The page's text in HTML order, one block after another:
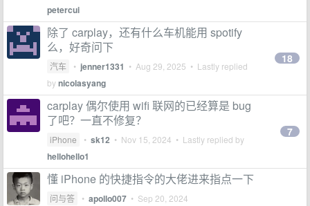
petercui
除了 carplay，还有什么车机能用 spotify
么，好奇问下
汽车 • jenner1331 • Aug 29, 2025 • Lastly replied
bynicolasyang
18
carplay 偶尔使用 wifi 联网的已经算是 bug
了吧？一直不修复？
iPhone • sk12 • Nov 15, 2024 • Lastly replied by
hellohello1
7
懂 iPhone 的快捷指令的大佬进来指点一下
问与答 • apollo007 • Sep 20, 2024